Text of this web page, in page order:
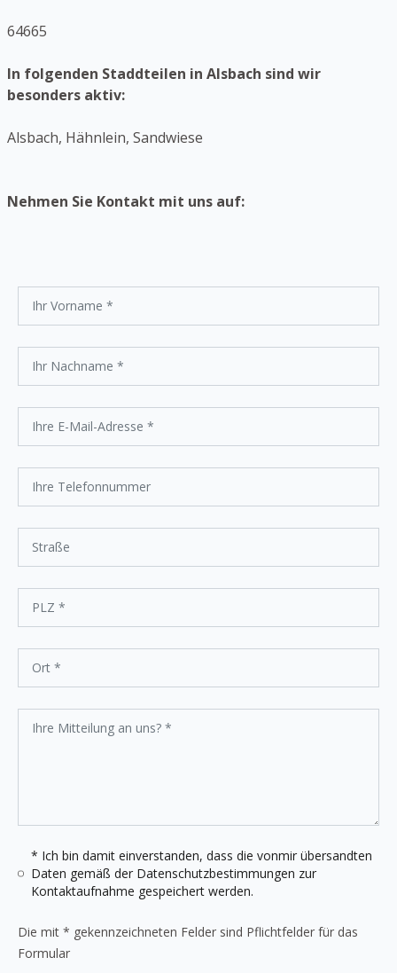
64665
In folgenden Staddteilen in Alsbach sind wir
besonders aktiv:
Alsbach, Hähnlein, Sandwiese
Nehmen Sie Kontakt mit uns auf:
* Ich bin damit einverstanden, dass die vonmir übersandten
Daten gemäß der Datenschutzbestimmungen zur
Kontaktaufnahme gespeichert werden.
Die mit * gekennzeichneten Felder sind Pflichtfelder für das
Formular